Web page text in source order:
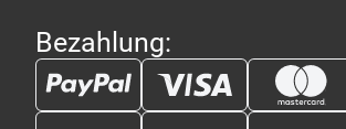
Bezahlung: